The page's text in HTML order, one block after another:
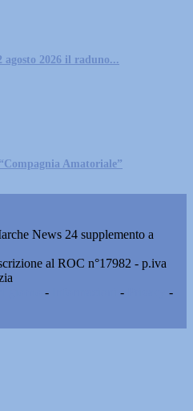
2026 il raduno...
Amatoriale”
News 24 supplemento a
al ROC n°17982 - p.iva
- -
-